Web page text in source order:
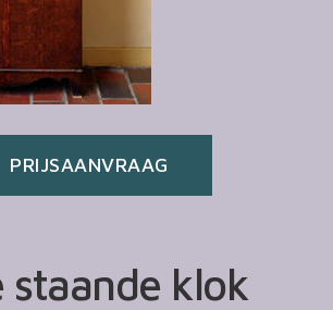
PRIJSAANVRAAG
staande klok